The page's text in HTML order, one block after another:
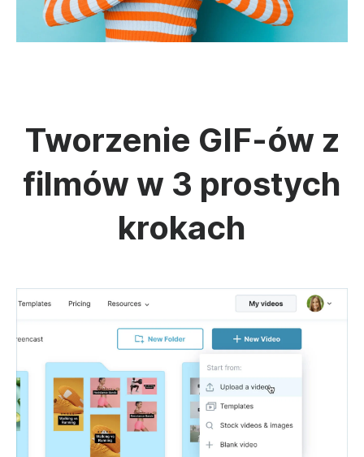
Tworzenie GIF-ów z
filmów w 3 prostych
krokach